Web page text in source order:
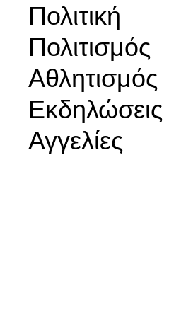
Πολιτική
Πολιτισμός
Αθλητισμός
Εκδηλώσεις
Αγγελίες